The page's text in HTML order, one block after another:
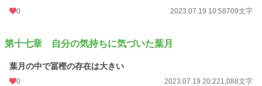
0 2023.07.19 10:58709文字
第十七章 自分の気持ちに気づいた葉月
葉月の中で冨樫の存在は大きい
0 2023.07.19 20:221,088文字